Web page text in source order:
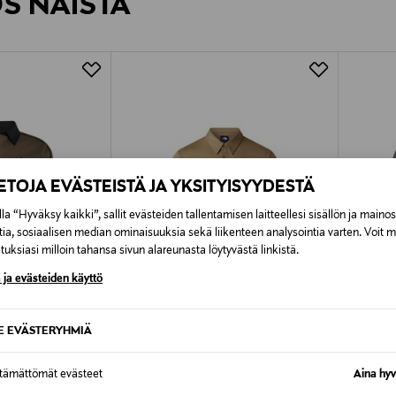
EVÄSTEISTÄ JA YKSITYISYYDESTÄ
“Hyväksy kaikki”, sallit evästeiden tallentamisen laitteellesi sisällön ja
sosiaalisen median ominaisuuksia sekä liikenteen analysointia varten. Voit
milloin tahansa sivun alareunasta löytyvästä linkistä.
ja evästeiden käyttö
EVÄSTERYHMIÄ
evästeet Aina
Alk. 6,90 €, kun toimitus on
NÄISTÄ